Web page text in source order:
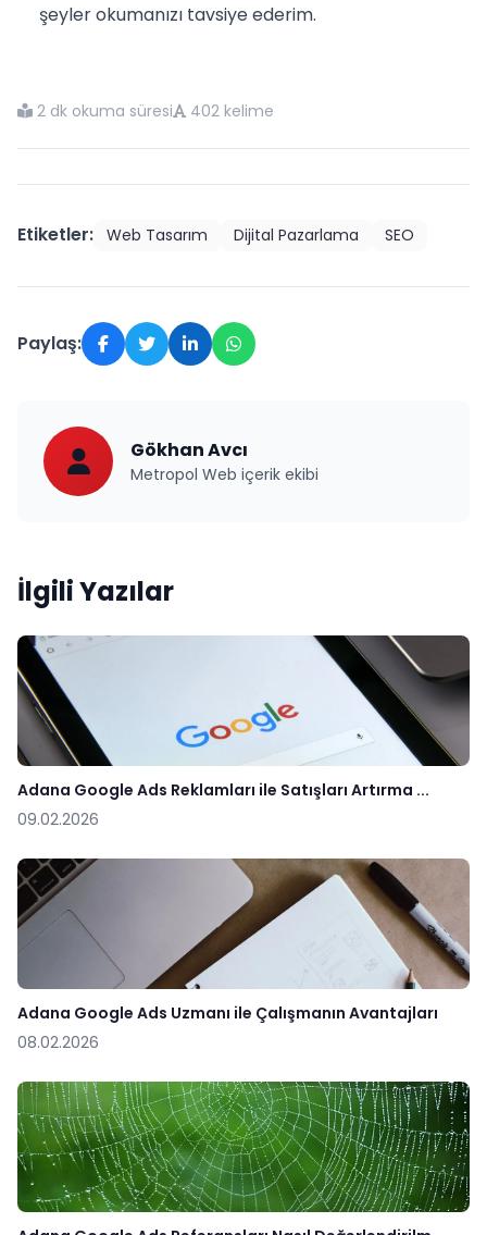
şeyler okumanızı tavsiye ederim.
2 dk okuma süresi 402 kelime
Etiketler: Web Tasarım Dijital Pazarlama SEO
Paylaş:
Gökhan Avcı
Metropol Web içerik ekibi
İlgili Yazılar
Adana Google Ads Reklamları ile Satışları Artırma ...
09.02.2026
Adana Google Ads Uzmanı ile Çalışmanın Avantajları
08.02.2026